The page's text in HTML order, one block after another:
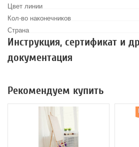
Цвет линии
Кол-во наконечников
Страна
Инструкция, сертификат и
документация
Рекомендуем купить